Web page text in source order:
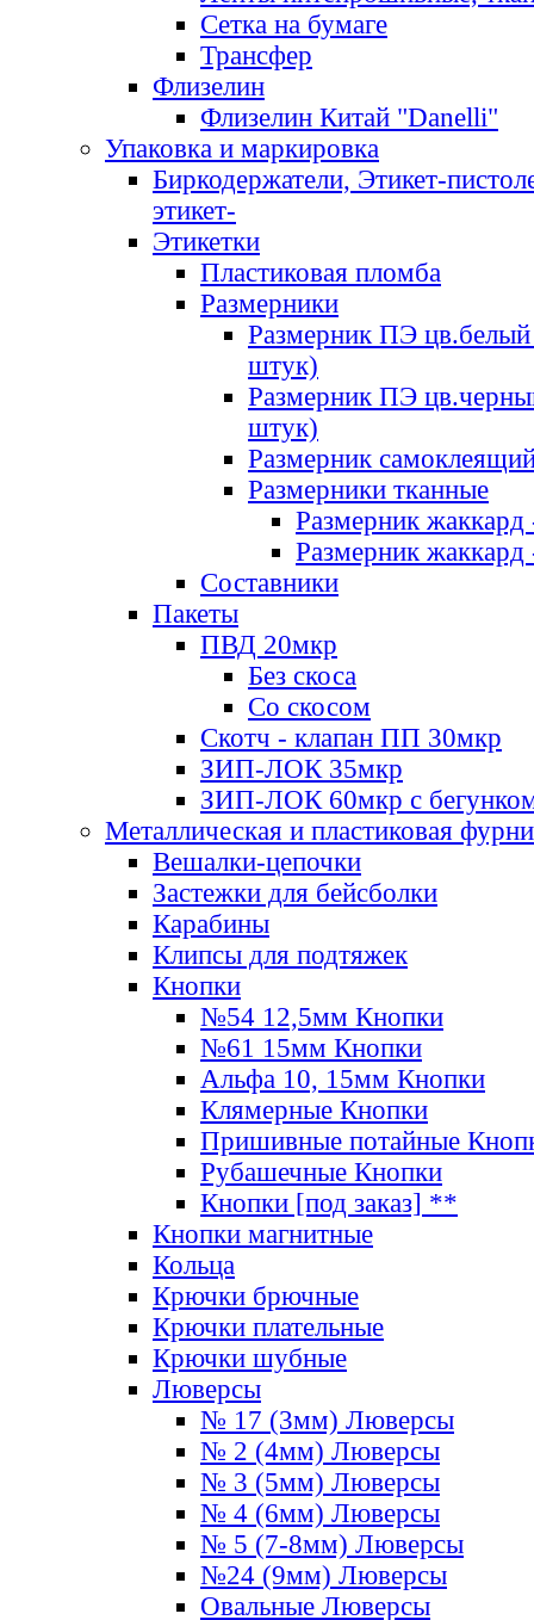
Сетка на бумаге
Трансфер
Флизелин
Флизелин Китай "Danelli"
Упаковка и маркировка
Биркодержатели, Этикет-
этикет-
Этикетки
Пластиковая пломба
Размерники
Размерник ПЭ цв.белый
штук)
Размерник ПЭ
штук)
Размерник
Размерники тканные
Размерник
Размерник
Составники
Пакеты
ПВД 20мкр
Без скоса
Со скосом
Скотч - клапан ПП 30мкр
ЗИП-ЛОК 35мкр
ЗИП-ЛОК 60мкр с
Металлическая и пластиковая
Вешалки-цепочки
Застежки для бейсболки
Карабины
Клипсы для подтяжек
Кнопки
№54 12,5мм Кнопки
№61 15мм Кнопки
Альфа 10, 15мм Кнопки
Клямерные Кнопки
Пришивные потайные
Рубашечные Кнопки
Кнопки [под заказ] **
Кнопки магнитные
Кольца
Крючки брючные
Крючки плательные
Крючки шубные
Люверсы
№ 17 (3мм) Люверсы
№ 2 (4мм) Люверсы
№ 3 (5мм) Люверсы
№ 4 (6мм) Люверсы
№ 5 (7-8мм) Люверсы
№24 (9мм) Люверсы
Овальные Люверсы